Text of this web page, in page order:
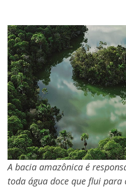
A bacia amazônica é
toda água doce que flui para